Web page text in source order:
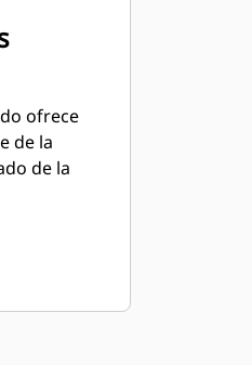
ofrece
de la
de la